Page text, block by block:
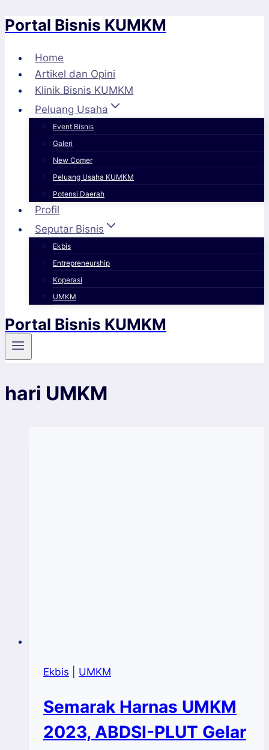
Skip
content
Portal Bisnis KUMKM
Home
Artikel dan Opini
Klinik Bisnis KUMKM
Peluang Usaha
Event Bisnis
Galeri
New Comer
Peluang Usaha KUMKM
Potensi Daerah
Profil
Seputar Bisnis
Ekbis
Entrepreneurship
Koperasi
UMKM
Portal Bisnis KUMKM
hari UMKM
Ekbis UMKM
Semarak Harnas UMKM
2023, ABDSI-PLUT Gelar